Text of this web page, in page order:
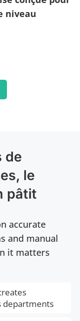
niveau
de
le
pâtit
accurate
and manual
it matters
departments